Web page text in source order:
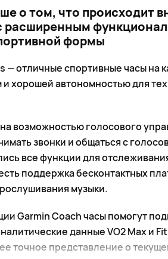
о том, что происходит
расширенным
формы
— отличные спортивные часы на
и хорошей автономностью для
возможностью голосового
звонки и общаться с
все функции для
поддержка бесконтактных
музыки.
Garmin Coach часы помогут
данные VO2 Max и
точное представление о